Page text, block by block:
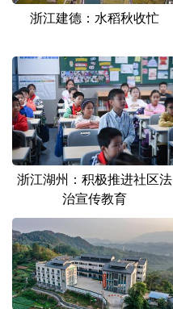
内蒙古
多语种频道
English Español
Русский язык
Deutsch Português
浙江建德：水稻秋收忙
浙江湖州：积极推进社区法
治宣传教育